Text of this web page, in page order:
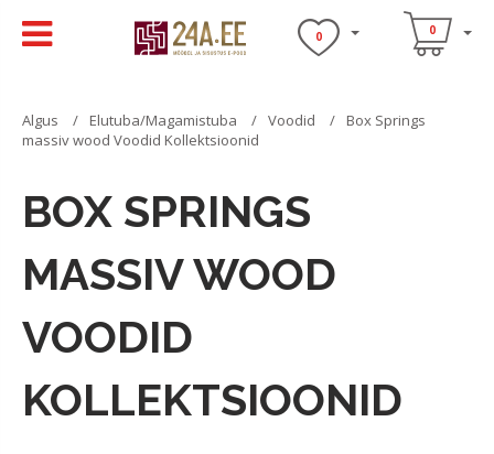
0 0
Algus Elutuba/Magamistuba Voodid
Box Springs
massiv wood Voodid Kollektsioonid
BOX SPRINGS
MASSIV WOOD
VOODID
KOLLEKTSIOONID